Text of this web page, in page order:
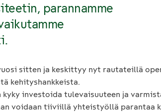
parannamme
sitten ja keskittyy nyt rautateillä
kehityshankkeista.
kyky investoida tulevaisuuteen ja
voidaan tiiviillä yhteistyöllä parantaa